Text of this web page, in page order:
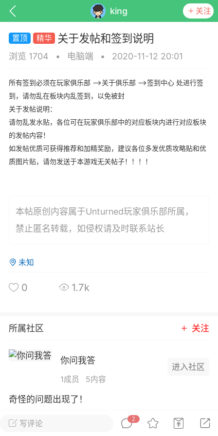
king 关注
Club Unturned
器租用 圆心云Unturned服务器开服联
年官方合作伙伴
+4
0 21.91w
09 16:40
电脑端 公开内容
写评论
2
关于发帖和签到说明
浏览 1704 • 电脑端 • 2020-11-12 20:01
所有签到必须在玩家俱乐部 —>关于俱乐部 —–>签到中心 处进行签
到，请勿乱在板块内乱签到，以免被封
关于发帖说明：
请勿乱发水贴，各位可在玩家俱乐部中的对应板块内进行对应板块
的发帖内容！
如发帖优质可获得推荐和加精奖励，建议各位多发优质攻略贴和优
质图片贴，请勿发送于本游戏无关帖子！！！！
本帖原创内容属于Unturned玩家俱乐部所属，
禁止匿名转载，如侵权请及时联系站长
未知
0 1.7k
所属社区 关注
你问我答
1成员 5内容
进入社区
奇怪的问题出现了！
全部 2 正序